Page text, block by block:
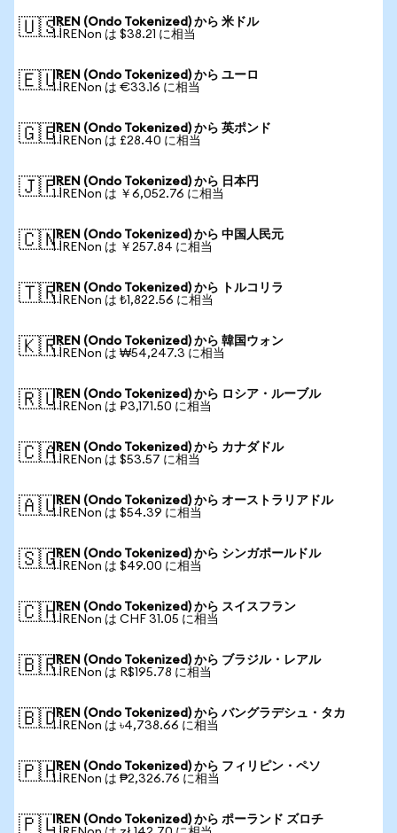
🇺🇸IREN (Ondo Tokenized) から 米ドル
1 IRENon は $38.21 に相当
🇪🇺IREN (Ondo Tokenized) から ユーロ
1 IRENon は €33.16 に相当
🇬🇧IREN (Ondo Tokenized) から 英ポンド
1 IRENon は £28.40 に相当
🇯🇵IREN (Ondo Tokenized) から 日本円
1 IRENon は ￥6,052.76 に相当
🇨🇳IREN (Ondo Tokenized) から 中国人民元
1 IRENon は ￥257.84 に相当
🇹🇷IREN (Ondo Tokenized) から トルコリラ
1 IRENon は ₺1,822.56 に相当
🇰🇷IREN (Ondo Tokenized) から 韓国ウォン
1 IRENon は ₩54,247.3 に相当
🇷🇺IREN (Ondo Tokenized) から ロシア・ルーブル
1 IRENon は ₽3,171.50 に相当
🇨🇦IREN (Ondo Tokenized) から カナダドル
1 IRENon は $53.57 に相当
🇦🇺IREN (Ondo Tokenized) から オーストラリアドル
1 IRENon は $54.39 に相当
🇸🇬IREN (Ondo Tokenized) から シンガポールドル
1 IRENon は $49.00 に相当
🇨🇭IREN (Ondo Tokenized) から スイスフラン
1 IRENon は CHF 31.05 に相当
🇧🇷IREN (Ondo Tokenized) から ブラジル・レアル
1 IRENon は R$195.78 に相当
🇧🇩IREN (Ondo Tokenized) から バングラデシュ・タカ
1 IRENon は ৳4,738.66 に相当
🇵🇭IREN (Ondo Tokenized) から フィリピン・ペソ
1 IRENon は ₱2,326.76 に相当
🇵🇱IREN (Ondo Tokenized) から ポーランド ズロチ